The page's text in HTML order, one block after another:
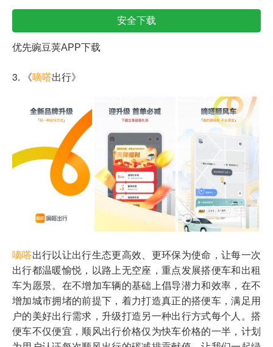
安全下载
优先豌豆荚APP下载
3. 《嘀嗒出行》
嘀嗒出行以让出行生态更高效、更环保为使命，让每一次
出行都温暖愉悦，以路上无空座，重点发展搭便车和出租
车为愿景。在不增加车辆的基础上倡导潜力和效率，在不
增加城市拥堵的前提下，着力打造真正的搭便车，满足用
户的美好出行需求，升级打造另一种出行方式每个人。搭
便车不仅便宜，顺风出行价格仅为快车价格的一半，计划